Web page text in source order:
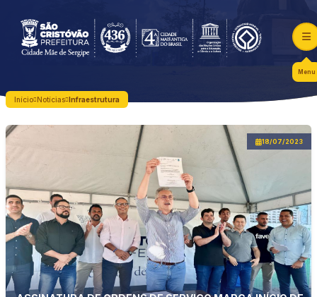
Menu
Início Notícias Infraestrutura
18/07/2023